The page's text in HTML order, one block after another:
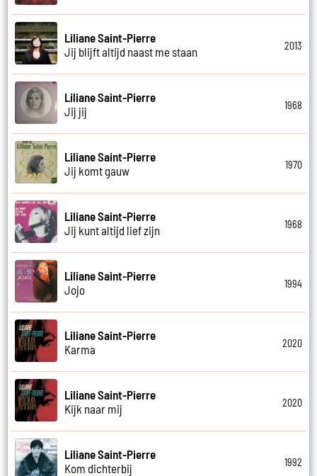
Liliane Saint-Pierre
Jij blijft altijd naast me staan
2013
Liliane Saint-Pierre
Jij jij
1968
Liliane Saint-Pierre
Jij komt gauw
1970
Liliane Saint-Pierre
Jij kunt altijd lief zijn
1968
Liliane Saint-Pierre
Jojo
1994
Liliane Saint-Pierre
Karma
2020
Liliane Saint-Pierre
Kijk naar mij
2020
Liliane Saint-Pierre
Kom dichterbij
1992